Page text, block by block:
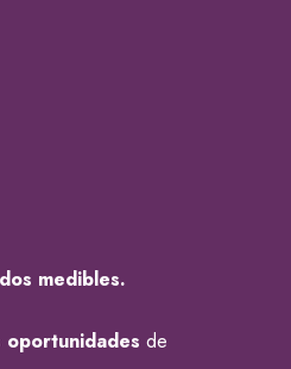
medibles.
oportunidades de